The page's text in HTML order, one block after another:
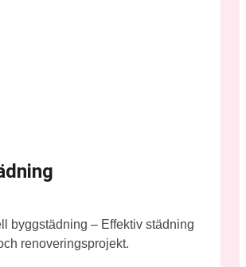
byggstädning – Effektiv städning
renoveringsprojekt.